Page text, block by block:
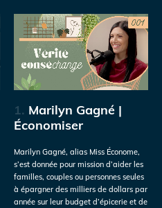
1. Marilyn Gagné |
Économiser
Marilyn Gagné, alias Miss Économe,
s’est donnée pour mission d’aider les
familles, couples ou personnes seules
à épargner des milliers de dollars par
année sur leur budget d’épicerie et de